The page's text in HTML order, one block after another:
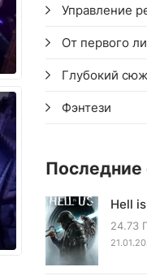
Управление
От первого
Глубокий
Фэнтези
Последние
Hell
24.73